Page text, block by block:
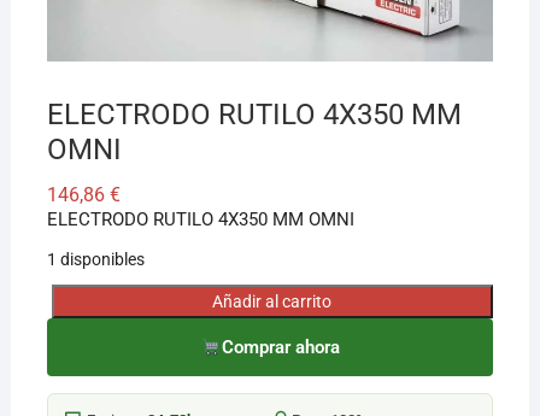
ELECTRODO RUTILO 4X350 MM
OMNI
146,86 €
ELECTRODO RUTILO 4X350 MM OMNI
1 disponibles
ELECTRODO
4X350
MM
Añadir al carrito
Comprar ahora
¡Hola! Soy el asesor virtual de Ferretería El Arroyo.
aunque no sepas el nombre exacto